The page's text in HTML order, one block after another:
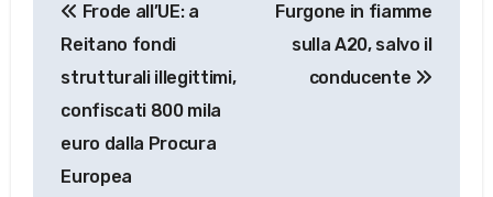
articoli
Frode all’UE: a
Reitano fondi
strutturali illegittimi,
confiscati 800 mila
euro dalla Procura
Europea
Furgone in fiamme
sulla A20, salvo il
conducente